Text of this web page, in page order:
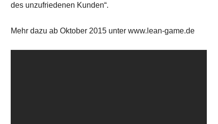
des unzufriedenen Kunden“.
Mehr dazu ab Oktober 2015 unter www.lean-game.de